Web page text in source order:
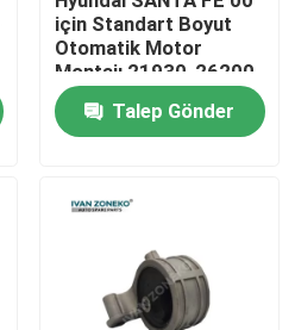
için Standart Boyut
Otomatik Motor
Montajı 21930-26200
2193026200 21930
26200 Talep Gönder